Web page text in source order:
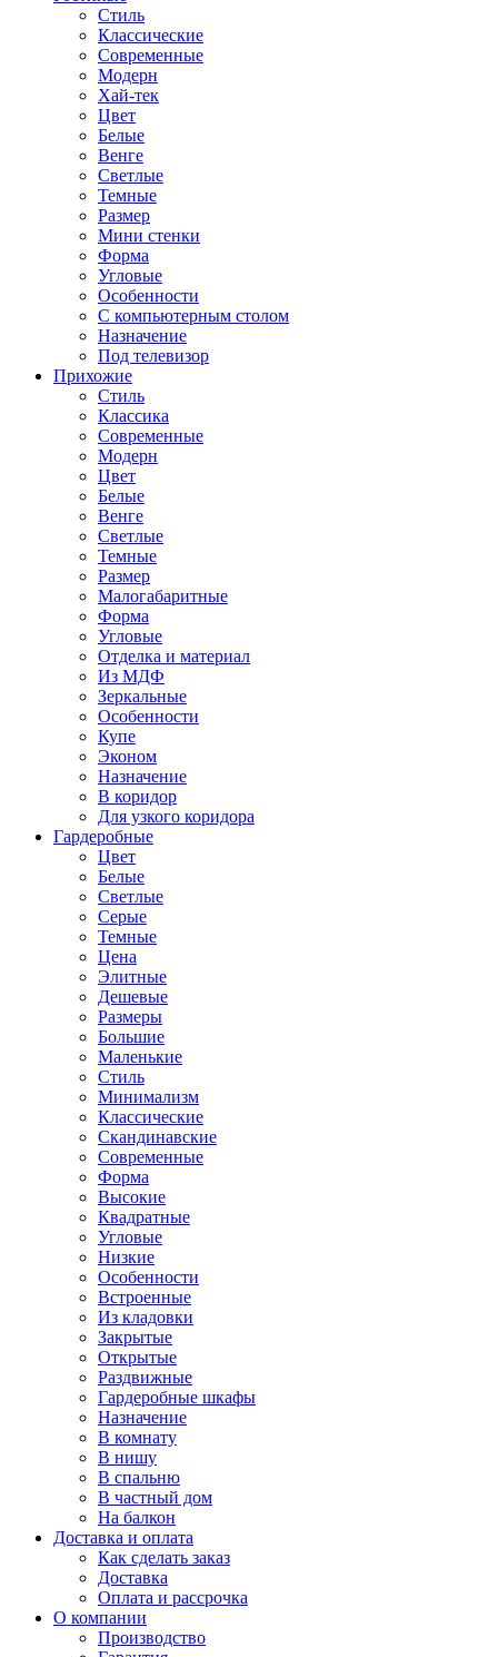
Стиль
Классические
Современные
Модерн
Хай-тек
Цвет
Белые
Венге
Светлые
Темные
Размер
Мини стенки
Форма
Угловые
Особенности
С компьютерным столом
Назначение
Под телевизор
Прихожие
Стиль
Классика
Современные
Модерн
Цвет
Белые
Венге
Светлые
Темные
Размер
Малогабаритные
Форма
Угловые
Отделка и материал
Из МДФ
Зеркальные
Особенности
Купе
Эконом
Назначение
В коридор
Для узкого коридора
Гардеробные
Цвет
Белые
Светлые
Серые
Темные
Цена
Элитные
Дешевые
Размеры
Большие
Маленькие
Стиль
Минимализм
Классические
Скандинавские
Современные
Форма
Высокие
Квадратные
Угловые
Низкие
Особенности
Встроенные
Из кладовки
Закрытые
Открытые
Раздвижные
Гардеробные шкафы
Назначение
В комнату
В нишу
В спальню
В частный дом
На балкон
Доставка и оплата
Как сделать заказ
Доставка
Оплата и рассрочка
О компании
Производство